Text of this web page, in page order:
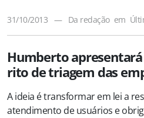
31/10/2013 — Da redação em
Humberto
rito de triagem das
A ideia é transformar em lei a
atendimento de usuários e